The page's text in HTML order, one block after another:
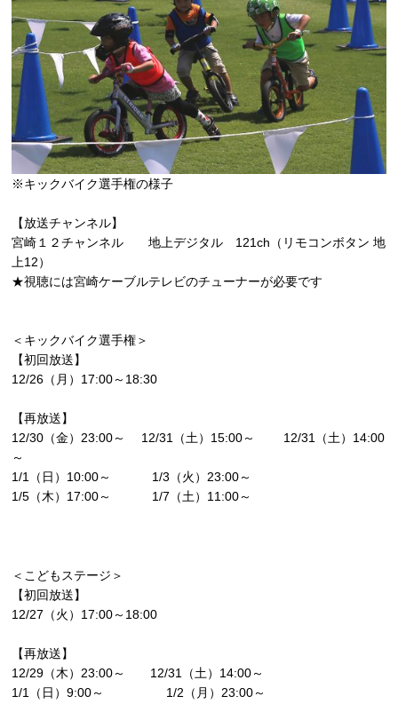
※キックバイク選手権の様子
【放送チャンネル】
宮崎１２チャンネル 地上デジタル 121ch（リモコンボタン 地
上12）
★視聴には宮崎ケーブルテレビのチューナーが必要です
＜キックバイク選手権＞
【初回放送】
12/26（月）17:00～18:30
【再放送】
12/30（金）23:00～ 12/31（土）15:00～ 12/31（土）14:00
～
1/1（日）10:00～ 1/3（火）23:00～
1/5（木）17:00～ 1/7（土）11:00～
＜こどもステージ＞
【初回放送】
12/27（火）17:00～18:00
【再放送】
12/29（木）23:00～ 12/31（土）14:00～
1/1（日）9:00～ 1/2（月）23:00～